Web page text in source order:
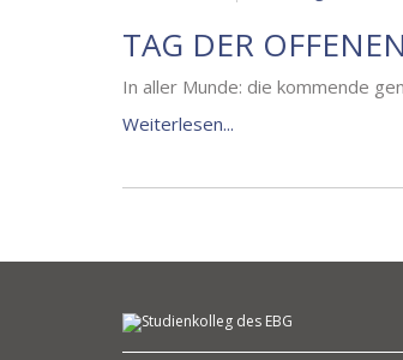
TAG DER
In aller Munde: die kommende
Weiterlesen...